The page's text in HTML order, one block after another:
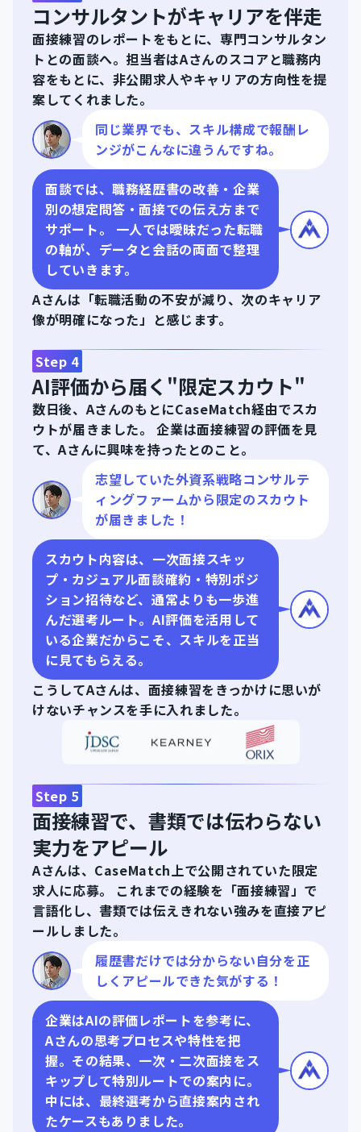
コンサルタントがキャリアを伴走
面接練習のレポートをもとに、専門コンサルタン
トとの面談へ。担当者はAさんのスコアと職務内
容をもとに、非公開求人やキャリアの方向性を提
案してくれました。
同じ業界でも、スキル構成で報酬レ
ンジがこんなに違うんですね。
面談では、職務経歴書の改善・企業
別の想定問答・面接での伝え方まで
サポート。 一人では曖昧だった転職
の軸が、データと会話の両面で整理
していきます。
Aさんは「転職活動の不安が減り、次のキャリア
像が明確になった」と感じます。
Step 4
AI評価から届く"限定スカウト"
数日後、AさんのもとにCaseMatch経由でスカ
ウトが届きました。 企業は面接練習の評価を見
て、Aさんに興味を持ったとのこと。
志望していた外資系戦略コンサルテ
ィングファームから限定のスカウト
が届きました！
スカウト内容は、一次面接スキッ
プ・カジュアル面談確約・特別ポジ
ション招待など、通常よりも一歩進
んだ選考ルート。AI評価を活用して
いる企業だからこそ、スキルを正当
に見てもらえる。
こうしてAさんは、面接練習をきっかけに思いが
けないチャンスを手に入れました。
Step 5
面接練習で、書類では伝わらない
実力をアピール
Aさんは、CaseMatch上で公開されていた限定
求人に応募。 これまでの経験を「面接練習」で
言語化し、書類では伝えきれない強みを直接アピ
ールしました。
履歴書だけでは分からない自分を正
しくアピールできた気がする！
企業はAIの評価レポートを参考に、
Aさんの思考プロセスや特性を把
握。その結果、一次・二次面接をス
キップして特別ルートでの案内に。
中には、最終選考から直接案内され
たケースもありました。